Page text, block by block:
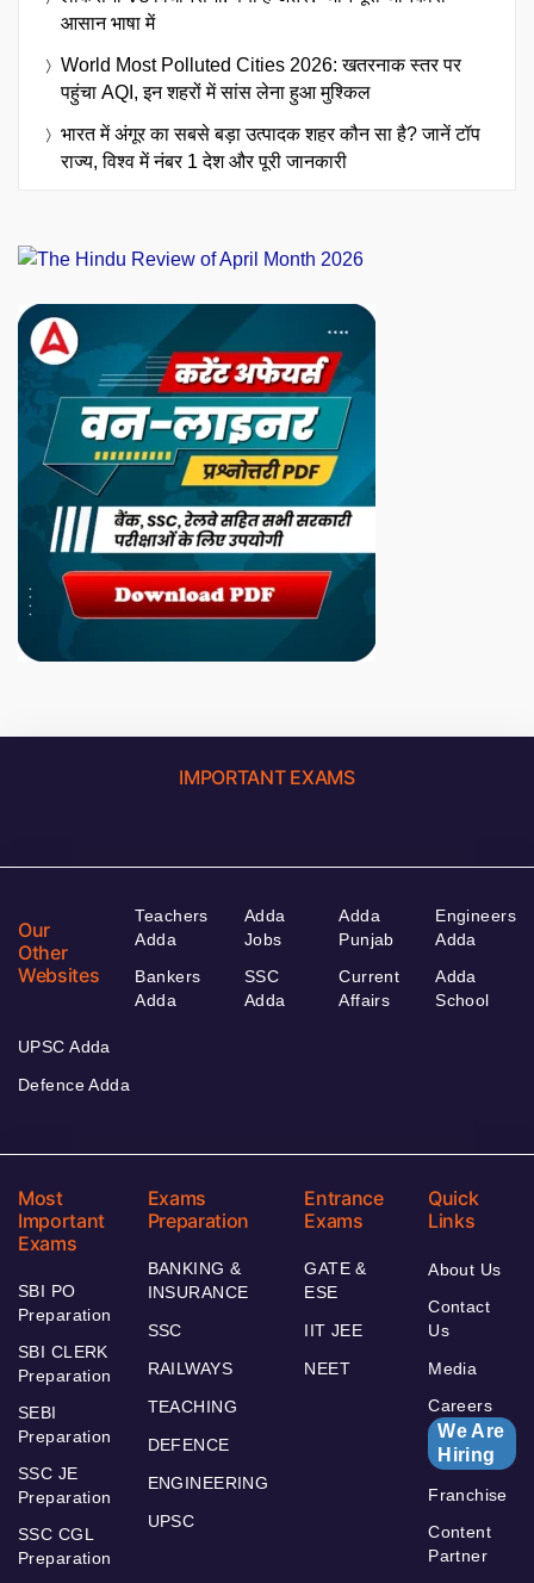
आसान भाषा में
World Most Polluted Cities 2026: खतरनाक स्तर पर
पहुंचा AQI, इन शहरों में सांस लेना हुआ मुश्किल
भारत में अंगूर का सबसे बड़ा उत्पादक शहर कौन सा है? जानें टॉप
राज्य, विश्व में नंबर 1 देश और पूरी जानकारी
IMPORTANT EXAMS
Our
Other
Websites
Teachers
Adda
Bankers
Adda
Adda
Jobs
SSC
Adda
Adda
Punjab
Current
Affairs
Engineers
Adda
Adda
School
UPSC Adda
Defence Adda
Most
Important
Exams
SBI PO
Preparation
SBI CLERK
Preparation
SEBI
Preparation
SSC JE
Preparation
SSC CGL
Preparation
Exams
Preparation
BANKING &
INSURANCE
SSC
RAILWAYS
TEACHING
DEFENCE
ENGINEERING
UPSC
Entrance
Exams
GATE &
ESE
IIT JEE
NEET
Quick
Links
About Us
Contact
Us
Media
Careers
We Are
Hiring
Franchise
Content
Partner